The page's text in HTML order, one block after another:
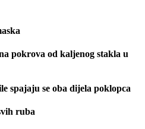
pokrova od kaljenog stakla u
spajaju se oba dijela poklopca
ruba